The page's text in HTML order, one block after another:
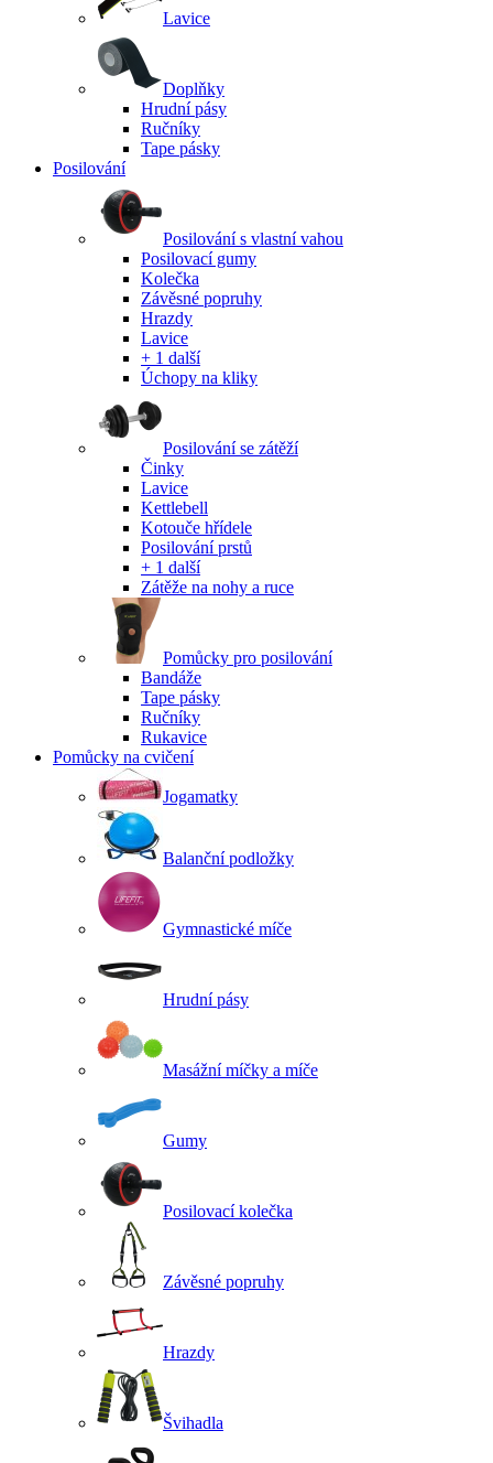
Lavice
Doplňky
Hrudní pásy
Ručníky
Tape pásky
Posilování
Posilování s vlastní vahou
Posilovací gumy
Kolečka
Závěsné popruhy
Hrazdy
Lavice
+ 1 další
Úchopy na kliky
Posilování se zátěží
Činky
Lavice
Kettlebell
Kotouče hřídele
Posilování prstů
+ 1 další
Zátěže na nohy a ruce
Pomůcky pro posilování
Bandáže
Tape pásky
Ručníky
Rukavice
Pomůcky na cvičení
Jogamatky
Balanční podložky
Gymnastické míče
Hrudní pásy
Masážní míčky a míče
Gumy
Posilovací kolečka
Závěsné popruhy
Hrazdy
Švihadla